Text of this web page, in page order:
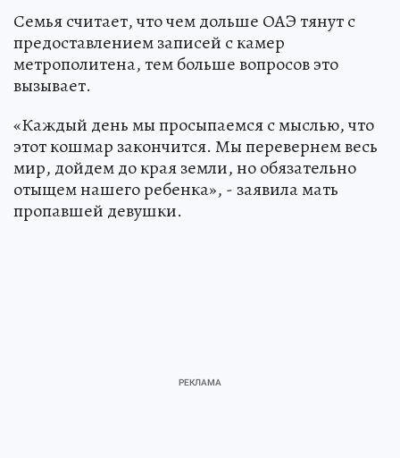
Семья считает, что чем дольше ОАЭ тянут с
предоставлением записей с камер
метрополитена, тем больше вопросов это
вызывает.
«Каждый день мы просыпаемся с мыслью, что
этот кошмар закончится. Мы перевернем весь
мир, дойдем до края земли, но обязательно
отыщем нашего ребенка», - заявила мать
пропавшей девушки.